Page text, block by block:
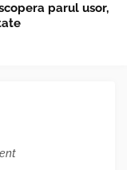
parul usor,